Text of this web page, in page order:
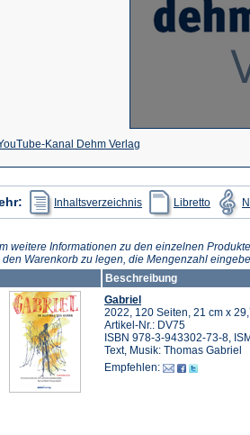
Kanal Dehm Verlag
in
einem
neuen
Inhaltsverzeichnis
(Öffnet
in
einem
Tab)
Libretto
(Öffnet
in
einem
Tab)
weitere Informationen zu den einzelnen
den Warenkorb zu legen, die Mengenzahl
Beschreibung
Gabriel
2022, 120 Seiten, 21 cm x
Artikel-Nr.: DV75
ISBN 978-3-943302-73-8,
Text, Musik: Thomas Gabriel
Empfehlen: